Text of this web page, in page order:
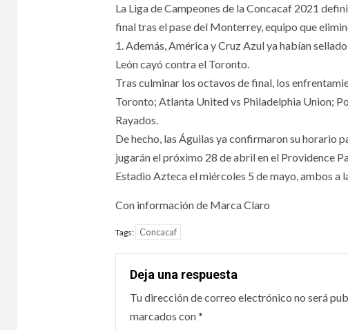
La Liga de Campeones de la Concacaf 2021
final tras el pase del Monterrey, equipo que
1. Además, América y Cruz Azul ya habían
León cayó contra el Toronto.
Tras culminar los octavos de final, los
Toronto; Atlanta United vs Philadelphia Union;
Rayados.
De hecho, las Águilas ya confirmaron su horario
jugarán el próximo 28 de abril en el Providence
Estadio Azteca el miércoles 5 de mayo, ambos a
Con información de Marca Claro
Tags: Concacaf
Deja una respuesta
Tu dirección de correo electrónico no será
marcados con*